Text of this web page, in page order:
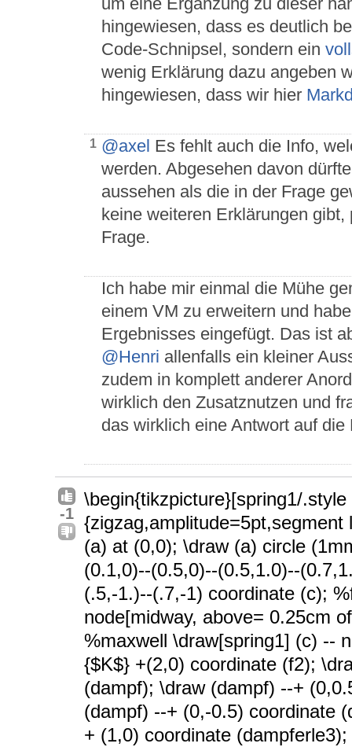
hingewiesen, dass es deutlich
Code-Schnipsel, sondern ein
wenig Erklärung dazu angeben
hingewiesen, dass wir hier
1 @axel Es fehlt auch die Info,
werden. Abgesehen davon
aussehen als die in der Frage
keine weiteren Erklärungen
Frage.
Ich habe mir einmal die Mühe
einem VM zu erweitern und
Ergebnisses eingefügt. Das ist
@Henri allenfalls ein kleiner
zudem in komplett anderer
wirklich den Zusatznutzen und
das wirklich eine Antwort auf
-1
\begin{tikzpicture}[spring1/
(a) at (0,0); \draw (a) circle
(0.1,0)--(0.5,0)--(0.5,1.0)--
(.5,-1.)--(.7,-1) coordinate (c);
node[midway, above= 0.25cm
%maxwell \draw[spring1] (c) --
{$K$} +(2,0) coordinate (f2);
(dampf); \draw (dampf) --+
(dampf) --+ (0,-0.5) coordinate
+ (1,0) coordinate